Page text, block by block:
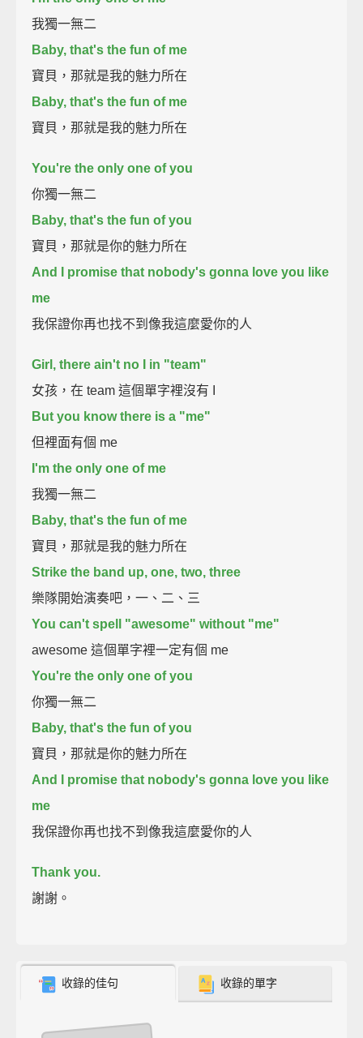
我獨一無二
Baby, that's the fun of me
寶貝，那就是我的魅力所在
Baby, that's the fun of me
寶貝，那就是我的魅力所在
You're the only one of you
你獨一無二
Baby, that's the fun of you
寶貝，那就是你的魅力所在
And I promise that nobody's gonna love you like
me
我保證你再也找不到像我這麼愛你的人
Girl, there ain't no I in "team"
女孩，在 team 這個單字裡沒有 I
But you know there is a "me"
但裡面有個 me
I'm the only one of me
我獨一無二
Baby, that's the fun of me
寶貝，那就是我的魅力所在
Strike the band up, one, two, three
樂隊開始演奏吧，一、二、三
You can't spell "awesome" without "me"
awesome 這個單字裡一定有個 me
You're the only one of you
你獨一無二
Baby, that's the fun of you
寶貝，那就是你的魅力所在
And I promise that nobody's gonna love you like
me
我保證你再也找不到像我這麼愛你的人
Thank you.
謝謝。
收錄的佳句 收錄的單字